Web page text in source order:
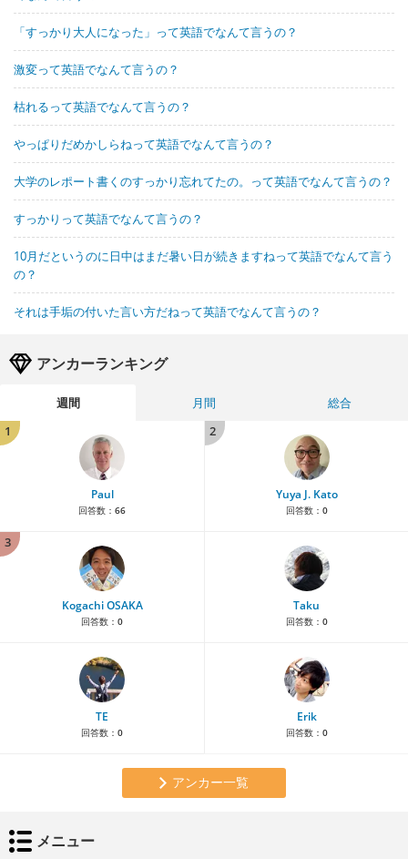
「すっかり大人になった」って英語でなんて言うの？
激変って英語でなんて言うの？
枯れるって英語でなんて言うの？
やっぱりだめかしらねって英語でなんて言うの？
大学のレポート書くのすっかり忘れてたの。って英語でなんて言うの？
すっかりって英語でなんて言うの？
10月だというのに日中はまだ暑い日が続きますねって英語でなんて言う
の？
それは手垢の付いた言い方だねって英語でなんて言うの？
アンカーランキング
週間 月間
総合
1
Paul
回答数： 66
2
Yuya J. Kato
回答数： 0
3
Kogachi OSAKA
回答数： 0
Taku
回答数： 0
TE
回答数： 0
Erik
回答数： 0
アンカー一覧
メニュー